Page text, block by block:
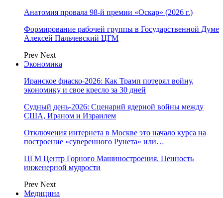
Анатомия провала 98-й премии «Оскар» (2026 г.)
Формирование рабочей группы в Государственной Думе
Алексей Пальчевский ЦГМ
Prev Next
Экономика
Иранское фиаско-2026: Как Трамп потерял войну,
экономику и свое кресло за 30 дней
Судный день-2026: Сценарий ядерной войны между
США, Ираном и Израилем
Отключения интернета в Москве это начало курса на
построение «суверенного Рунета» или…
ЦГМ Центр Горного Машиностроения. Ценность
инженерной мудрости
Prev Next
Медицина